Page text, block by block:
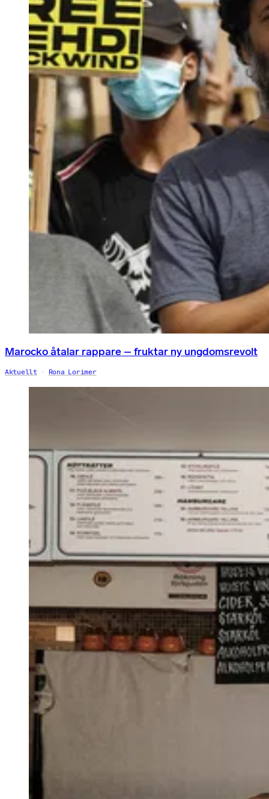
Marocko åtalar rappare – fruktar ny ungdomsrevolt
Aktuellt Rona Lorimer